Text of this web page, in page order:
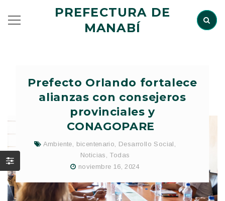
PREFECTURA DE
MANABÍ
Prefecto Orlando fortalece
alianzas con consejeros
provinciales y
CONAGOPARE
Ambiente, bicentenario, Desarrollo Social ,
Noticias , Todas
noviembre 16, 2024